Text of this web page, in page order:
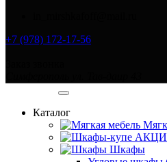
+7 (978) 172-17-56
Каталог
Шкафы